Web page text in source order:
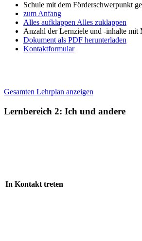
Schule mit dem Förderschwerpunkt
zum Anfang
Alles aufklappen Alles zuklappen
Anzahl der Lernziele und -inhalte mit
Dokument als PDF herunterladen
Kontaktformular
Gesamten Lehrplan anzeigen
Lernbereich 2: Ich und andere
In Kontakt treten